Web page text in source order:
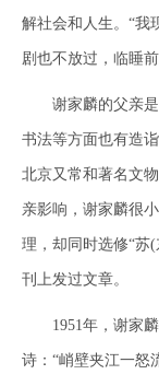
解社会和人生。“我
剧也不放过，临睡
谢家麟的父亲是
书法等方面也有造
北京又常和著名文
亲影响，谢家麟很
理，却同时选修“苏
刊上发过文章。
1951年，谢家麟
诗：“峭壁夹江一怒